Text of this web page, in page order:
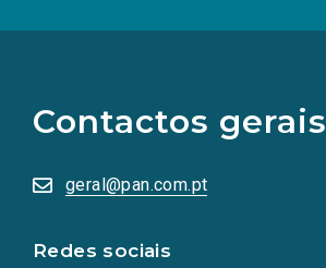
Contactos gerais
geral@pan.com.pt
Redes sociais
redes
sociais
numa
nova